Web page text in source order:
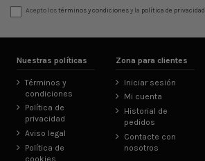
Acepto lostérminos y condicionesy la política de privacidad
Nuestras políticas
Términos y
condiciones
Política de
privacidad
Aviso legal
Política de
cookies
Zona para clientes
Iniciar sesión
Mi cuenta
Historial de
pedidos
Contacte con
nosotros